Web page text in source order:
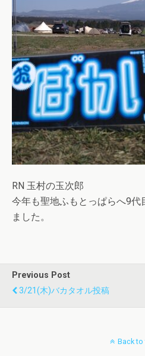
RN 玉村の玉次郎
今年も聖地ふもとっぱらへ9代
ました。
Previous Post
3/21(木)バカタオル投稿
Back to